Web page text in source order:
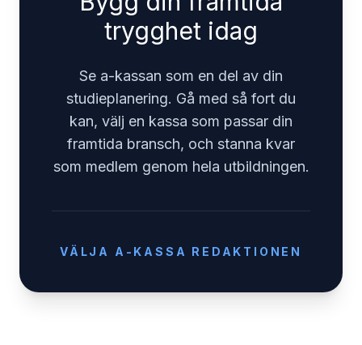
trygghet idag
Se a-kassan som en del av din
studieplanering. Gå med så fort du
kan, välj en kassa som passar din
framtida bransch, och stanna kvar
som medlem genom hela utbildningen.
VÄLJA A-KASSA REDAKTIONEN